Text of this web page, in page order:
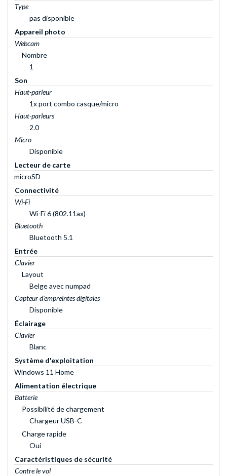
Type
pas disponible
Appareil photo
Webcam
Nombre
1
Son
Haut-parleur
1x port combo casque/micro
Haut-parleurs
2.0
Micro
Disponible
Lecteur de carte
microSD
Connectivité
Wi-Fi
Wi-Fi 6 (802.11ax)
Bluetooth
Bluetooth 5.1
Entrée
Clavier
Layout
Belge avec numpad
Capteur d'empreintes digitales
Disponible
Éclairage
Clavier
Blanc
Système d'exploitation
Windows 11 Home
Alimentation électrique
Batterie
Possibilité de chargement
Chargeur USB-C
Charge rapide
Oui
Caractéristiques de sécurité
Contre le vol